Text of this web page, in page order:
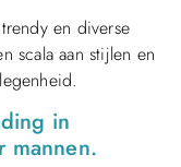
en diverse
scala aan stijlen en
in
mannen.